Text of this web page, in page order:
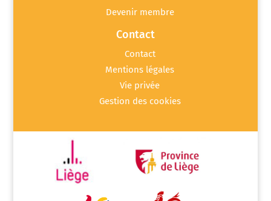
Devenir membre
Contact
Contact
Mentions légales
Vie privée
Gestion des cookies